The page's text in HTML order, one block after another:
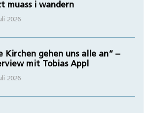
muass i wandern
2026
Kirchen gehen uns alle an“ –
mit Tobias Appl
2026